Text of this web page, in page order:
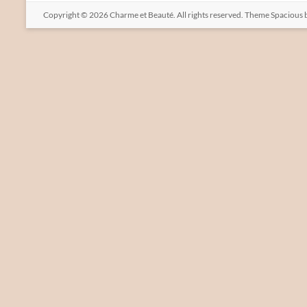
Copyright © 2026Charme et Beauté. All rights reserved. ThemeSpacious